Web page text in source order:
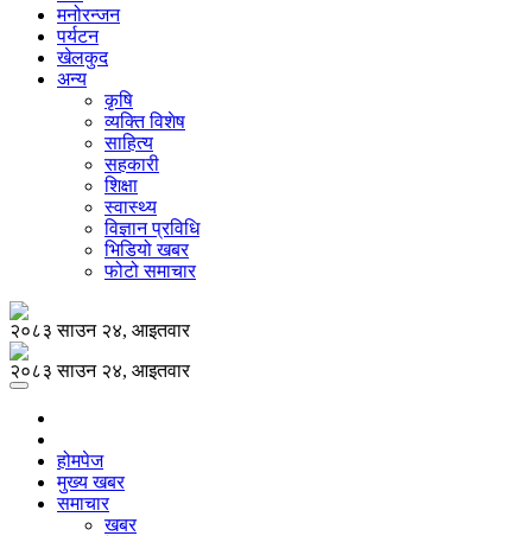
मनोरन्जन
पर्यटन
खेलकुद
अन्य
कृषि
व्यक्ति विशेष
साहित्य
सहकारी
शिक्षा
स्वास्थ्य
विज्ञान प्रविधि
भिडियो खबर
फोटो समाचार
२०८३ साउन २४, आइतवार
२०८३ साउन २४, आइतवार
होमपेज
मुख्य खबर
समाचार
खबर